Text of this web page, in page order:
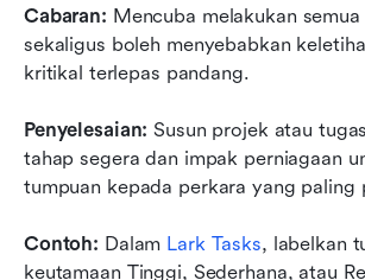
Cabaran: Mencuba melakukan
sekaligus boleh menyebabkan
kritikal terlepas pandang.
Penyelesaian: Susun projek atau
tahap segera dan impak perniagaan
tumpuan kepada perkara yang paling
Contoh: Dalam Lark Tasks, labelkan
keutamaan Tinggi, Sederhana, atau